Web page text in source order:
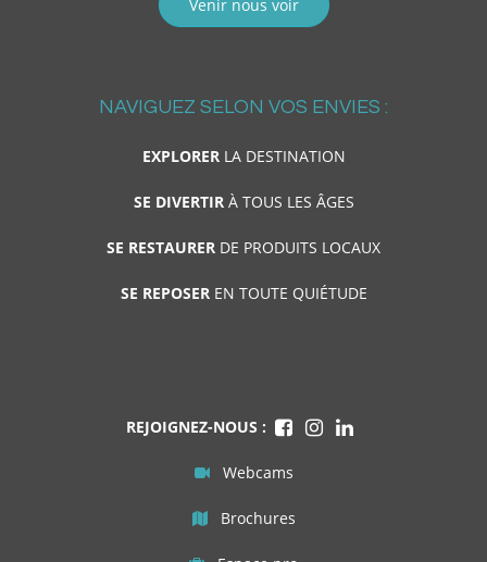
Venir nous voir
NAVIGUEZ SELON VOS ENVIES :
EXPLORERLA DESTINATION
SE DIVERTIRÀ TOUS LES ÂGES
SE RESTAURER DE PRODUITS LOCAUX
SE REPOSEREN TOUTE QUIÉTUDE
REJOIGNEZ-NOUS :
Webcams
Brochures